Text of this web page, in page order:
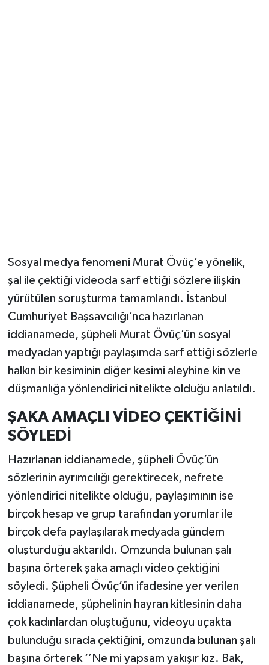
Sosyal medya fenomeni Murat Övüç’e yönelik,
şal ile çektiği videoda sarf ettiği sözlere ilişkin
yürütülen soruşturma tamamlandı. İstanbul
Cumhuriyet Başsavcılığı’nca hazırlanan
iddianamede, şüpheli Murat Övüç’ün sosyal
medyadan yaptığı paylaşımda sarf ettiği sözlerle
halkın bir kesiminin diğer kesimi aleyhine kin ve
düşmanlığa yönlendirici nitelikte olduğu anlatıldı.
ŞAKA AMAÇLI VİDEO ÇEKTİĞİNİ
SÖYLEDİ
Hazırlanan iddianamede, şüpheli Övüç’ün
sözlerinin ayrımcılığı gerektirecek, nefrete
yönlendirici nitelikte olduğu, paylaşımının ise
birçok hesap ve grup tarafından yorumlar ile
birçok defa paylaşılarak medyada gündem
oluşturduğu aktarıldı. Omzunda bulunan şalı
başına örterek şaka amaçlı video çektiğini
söyledi. Şüpheli Övüç’ün ifadesine yer verilen
iddianamede, şüphelinin hayran kitlesinin daha
çok kadınlardan oluştuğunu, videoyu uçakta
bulunduğu sırada çektiğini, omzunda bulunan şalı
başına örterek ‘’Ne mi yapsam yakışır kız. Bak,